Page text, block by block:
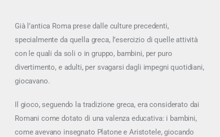
Già l’antica Roma prese dalle culture precedenti,
specialmente da quella greca, l’esercizio di quelle attività
con le quali da soli o in gruppo, bambini, per puro
divertimento, e adulti, per svagarsi dagli impegni quotidiani,
giocavano.
Il gioco, seguendo la tradizione greca, era considerato dai
Romani come dotato di una valenza educativa: i bambini,
come avevano insegnato Platone e Aristotele, giocando